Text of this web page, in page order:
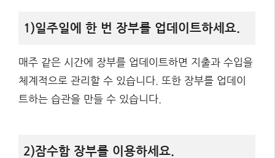
1)일주일에 한 번 장부를 업데이트하세요.
매주 같은 시간에 장부를 업데이트하면 지출과 수입을
체계적으로 관리할 수 있습니다. 또한 장부를 업데이
트하는 습관을 만들 수 있습니다.
2)잠수함 장부를 이용하세요.